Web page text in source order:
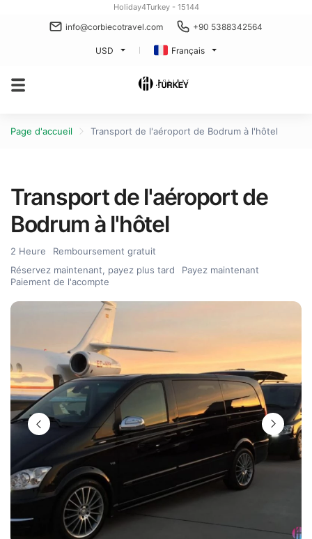
Holiday4Turkey - 15144
info@corbiecotravel.com +90 5388342564
USD Français
Page d'accueil Transport de l'aéroport de Bodrum à l'hôtel
Transport de l'aéroport de
Bodrum à l'hôtel
2 Heure
Remboursement gratuit
Réservez maintenant, payez plus tard
Payez maintenant
Paiement de l'acompte